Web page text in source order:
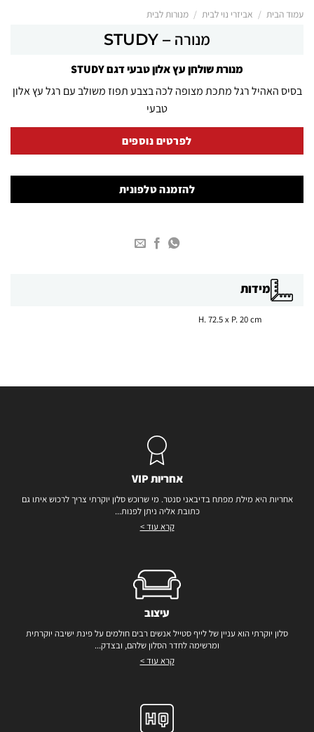
עמוד הבית / אביזרי נוי לבית / מנורות לבית
מנורה – STUDY
מנורת שולחן עץ אלון טבעי דגם STUDY
בסיס האהיל רגל מתכת מצופה לכה בצבע תפוז משולב עם רגל עץ אלון
טבעי
לפרטים נוספים
להזמנה טלפונית
מידות
H. 72.5 x P. 20 cm
אחריות VIP
אחריות היא מילת מפתח בדיבאני סנטר. מי שרוכש סלון יוקרתי צריך לרכוש איתו גם
כתובת אליה ניתן לפנות...
קרא עוד >
עיצוב
סלון יוקרתי הוא עניין של לייף סטייל אנשים רבים חולמים על פינת ישיבה יוקרתית
ומרשימה לחדר הסלון שלהם, ובצדק...
קרא עוד >